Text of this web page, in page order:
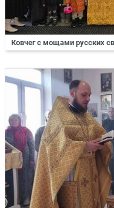
Ковчег с мощами русских